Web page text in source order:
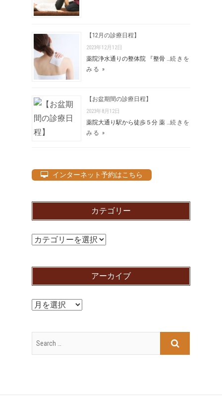
【12月の診療日程】
2023年12月12日
薬院浄水通りの整体院 『整骨 …続きを
みる »
【お盆期間の診療日程】
2023年8月12日
薬院大通り駅から徒歩５分 薬 …続きを
みる »
インターネット予約はこちら
カテゴリー
カ
ゴ
アーカイブ
ア
カ
イ